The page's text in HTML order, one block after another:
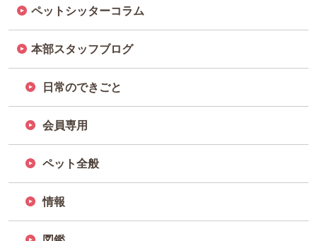
ペットシッターコラム
本部スタッフブログ
日常のできごと
会員専用
ペット全般
情報